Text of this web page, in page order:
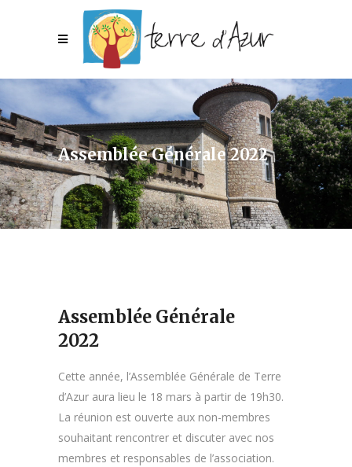
Assemblée Générale 2022
Assemblée Générale
2022
Cette année, l’Assemblée Générale de Terre
d’Azur aura lieu le 18 mars à partir de 19h30.
La réunion est ouverte aux non-membres
souhaitant rencontrer et discuter avec nos
membres et responsables de l’association.